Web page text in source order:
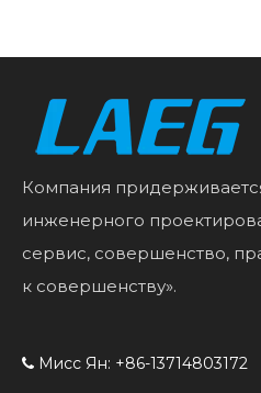
Компания
инженерного
сервис, совершенство,
к совершенству».
 Мисс Ян: +86-13714803172